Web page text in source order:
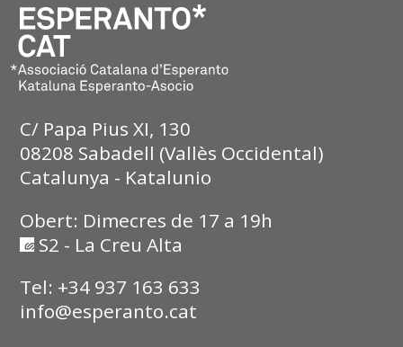
C/ Papa Pius XI, 130
08208 Sabadell (Vallès Occidental)
Catalunya - Katalunio
Obert: Dimecres de 17 a 19h
S2 - La Creu Alta
Tel: +34 937 163 633
info@esperanto.cat